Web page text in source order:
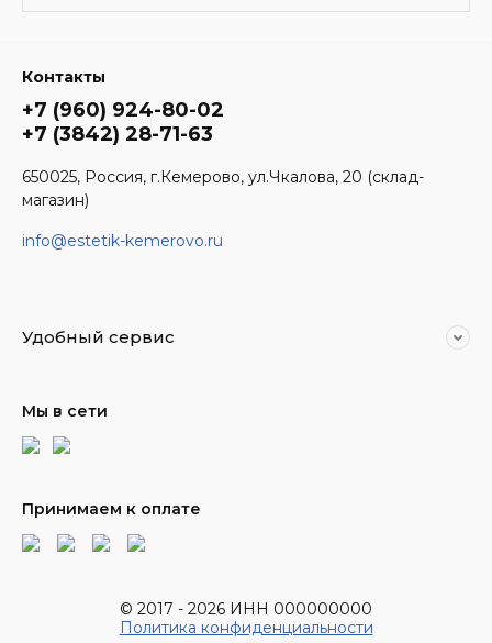
Контакты
+7 (960) 924-80-02
+7 (3842) 28-71-63
650025, Россия, г.Кемерово, ул.Чкалова, 20 (склад-
магазин)
info@estetik-kemerovo.ru
Удобный сервис
Мы в сети
Принимаем к оплате
© 2017 - 2026 ИНН 000000000
Политика конфиденциальности